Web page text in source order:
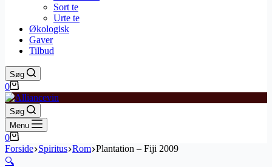
Sort te
Urte te
Økologisk
Gaver
Tilbud
Søg
Indkøbskurv
0
Søg
Menu
Indkøbskurv
0
Forside Spiritus Rom Plantation – Fiji 2009
🔍